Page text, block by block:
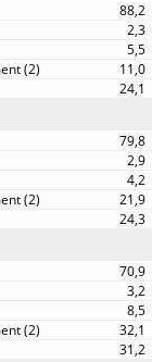
88,2
2,3
5,5
11,0
24,1
79,8
2,9
4,2
21,9
24,3
70,9
3,2
8,5
32,1
31,2